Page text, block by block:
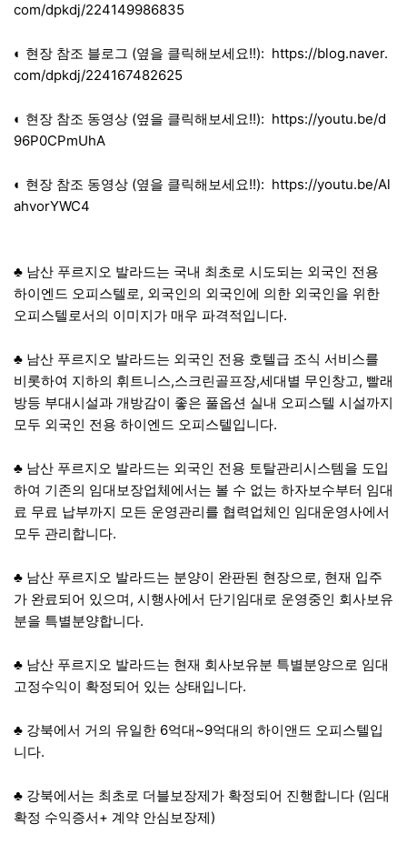
com/dpkdj/224149986835
◐ 현장 참조 블로그 (옆을 클릭해보세요!!): https://blog.naver.
com/dpkdj/224167482625
◐ 현장 참조 동영상 (옆을 클릭해보세요!!): https://youtu.be/d
96P0CPmUhA
◐ 현장 참조 동영상 (옆을 클릭해보세요!!): https://youtu.be/Al
ahvorYWC4
♣ 남산 푸르지오 발라드는 국내 최초로 시도되는 외국인 전용
하이엔드 오피스텔로, 외국인의 외국인에 의한 외국인을 위한
오피스텔로서의 이미지가 매우 파격적입니다.
♣ 남산 푸르지오 발라드는 외국인 전용 호텔급 조식 서비스를
비롯하여 지하의 휘트니스,스크린골프장,세대별 무인창고, 빨래
방등 부대시설과 개방감이 좋은 풀옵션 실내 오피스텔 시설까지
모두 외국인 전용 하이엔드 오피스텔입니다.
♣ 남산 푸르지오 발라드는 외국인 전용 토탈관리시스템을 도입
하여 기존의 임대보장업체에서는 볼 수 없는 하자보수부터 임대
료 무료 납부까지 모든 운영관리를 협력업체인 임대운영사에서
모두 관리합니다.
♣ 남산 푸르지오 발라드는 분양이 완판된 현장으로, 현재 입주
가 완료되어 있으며, 시행사에서 단기임대로 운영중인 회사보유
분을 특별분양합니다.
♣ 남산 푸르지오 발라드는 현재 회사보유분 특별분양으로 임대
고정수익이 확정되어 있는 상태입니다.
♣ 강북에서 거의 유일한 6억대~9억대의 하이앤드 오피스텔입
니다.
♣ 강북에서는 최초로 더블보장제가 확정되어 진행합니다 (임대
확정 수익증서+ 계약 안심보장제)